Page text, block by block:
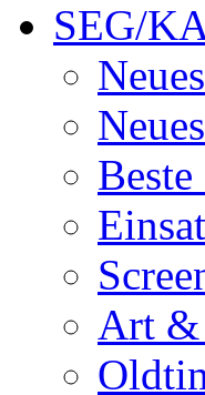
SEG/
Art &